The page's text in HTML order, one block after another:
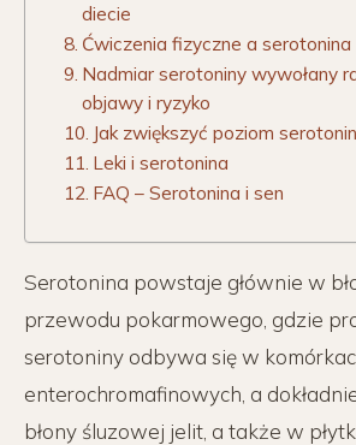
diecie
Ćwiczenia fizyczne a serotonina
Nadmiar serotoniny wywołany
objawy i ryzyko
Jak zwiększyć poziom
Leki i serotonina
FAQ – Serotonina i sen
Serotonina powstaje głównie w
przewodu pokarmowego, gdzie
serotoniny odbywa się w
enterochromafinowych, a
błony śluzowej jelit, a także w